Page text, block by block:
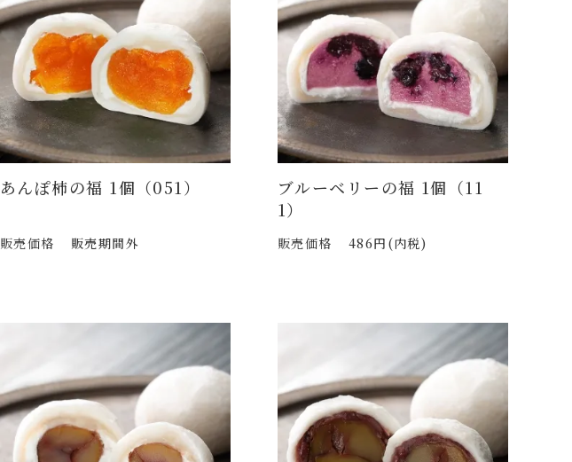
あんぽ柿の福 1個（051）
販売価格 販売期間外
ブルーベリーの福 1個（11
1）
販売価格 486円(内税)